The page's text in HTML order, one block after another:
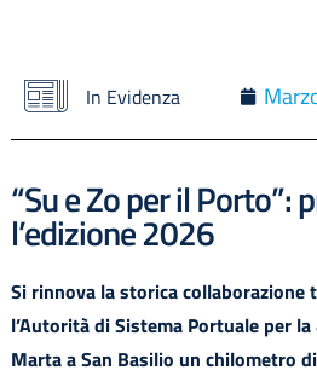
In Evidenza
“Su e Zo per il Porto”:
l’edizione 2026
Si rinnova la storica collaborazione
l’Autorità di Sistema Portuale per
Marta a San Basilio un chilometro